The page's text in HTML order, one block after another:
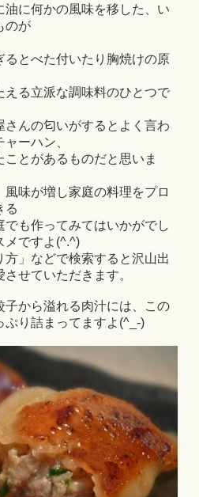
油に何かの風味を移した、い
のが
るとべた付いたり胸焼けの原
える立派な調味料のひとつで
さんの匂いがするとよく言わ
ーハン、
とがあるものだと思いま
味が増し家庭の料理をプロ
る
でも作ってみてはいかがでし
メですよ(^.^)
」などで検索すると沢山出
せていただきます。
子から溢れる肉汁には、この
ぷり詰まってますよ(^_-)